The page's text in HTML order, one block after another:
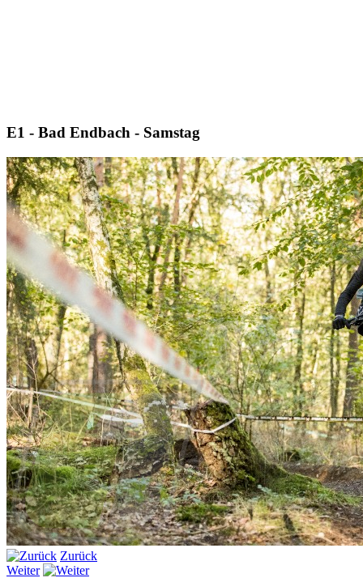
E1 - Bad Endbach - Samstag
Zurück
Weiter